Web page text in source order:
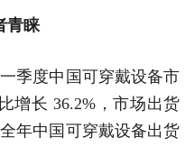
青睐
季度中国可穿戴设备市
增长 36.2%，市场出货
年中国可穿戴设备出货